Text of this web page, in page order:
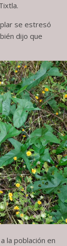
se estresó
dijo que
la población en